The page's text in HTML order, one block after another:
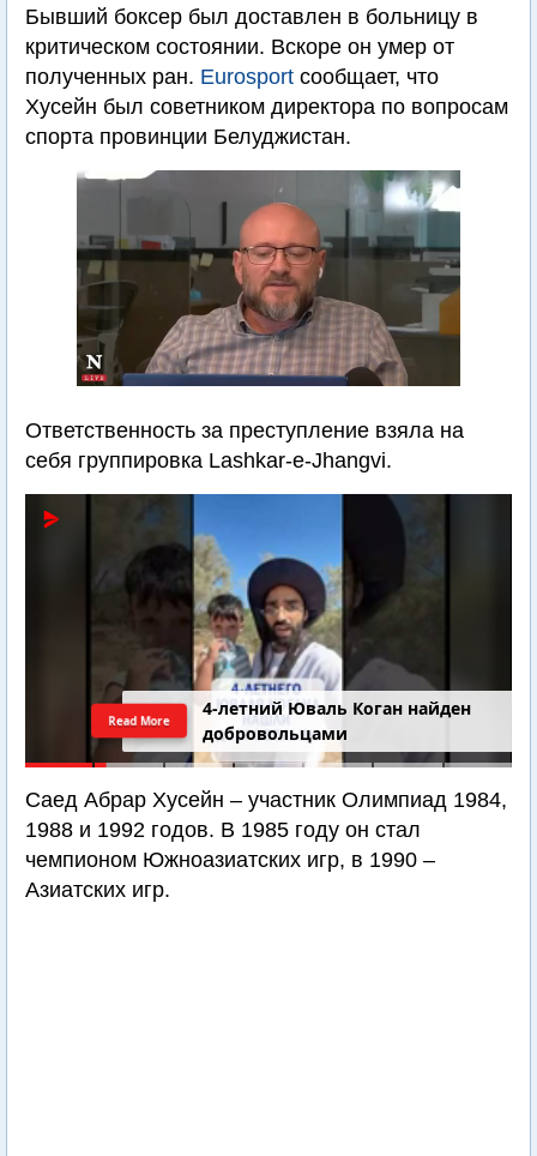
Бывший боксер был доставлен в больницу в
критическом состоянии. Вскоре он умер от
полученных ран. Eurosport сообщает, что
Хусейн был советником директора по вопросам
спорта провинции Белуджистан.
Ответственность за преступление взяла на
себя группировка Lashkar-e-Jhangvi.
4-летний Юваль Коган найден
добровольцами
Read More
Саед Абрар Хусейн – участник Олимпиад 1984,
1988 и 1992 годов. В 1985 году он стал
чемпионом Южноазиатских игр, в 1990 –
Азиатских игр.